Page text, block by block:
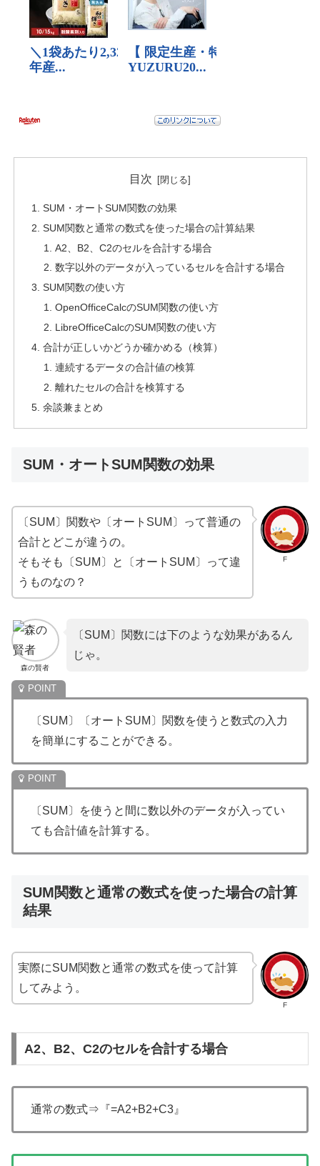
目次
SUM・オートSUM関数の効果
SUM関数と通常の数式を使った場合の計算結果
A2、B2、C2のセルを合計する場合
数字以外のデータが入っているセルを合計する場合
SUM関数の使い方
OpenOfficeCalcのSUM関数の使い方
LibreOfficeCalcのSUM関数の使い方
合計が正しいかどうか確かめる（検算）
連続するデータの合計値の検算
離れたセルの合計を検算する
余談兼まとめ
SUM・オートSUM関数の効果
F
〔SUM〕関数や〔オートSUM〕って普通の
合計とどこが違うの。
そもそも〔SUM〕と〔オートSUM〕って違
うものなの？
森の賢者
〔SUM〕関数には下のような効果があるん
じゃ。
〔SUM〕〔オートSUM〕関数を使うと数式の入力
を簡単にすることができる。
〔SUM〕を使うと間に数以外のデータが入ってい
ても合計値を計算する。
SUM関数と通常の数式を使った場合の計算
結果
F
実際にSUM関数と通常の数式を使って計算
してみよう。
A2、B2、C2のセルを合計する場合
通常の数式⇒『=A2+B2+C3』